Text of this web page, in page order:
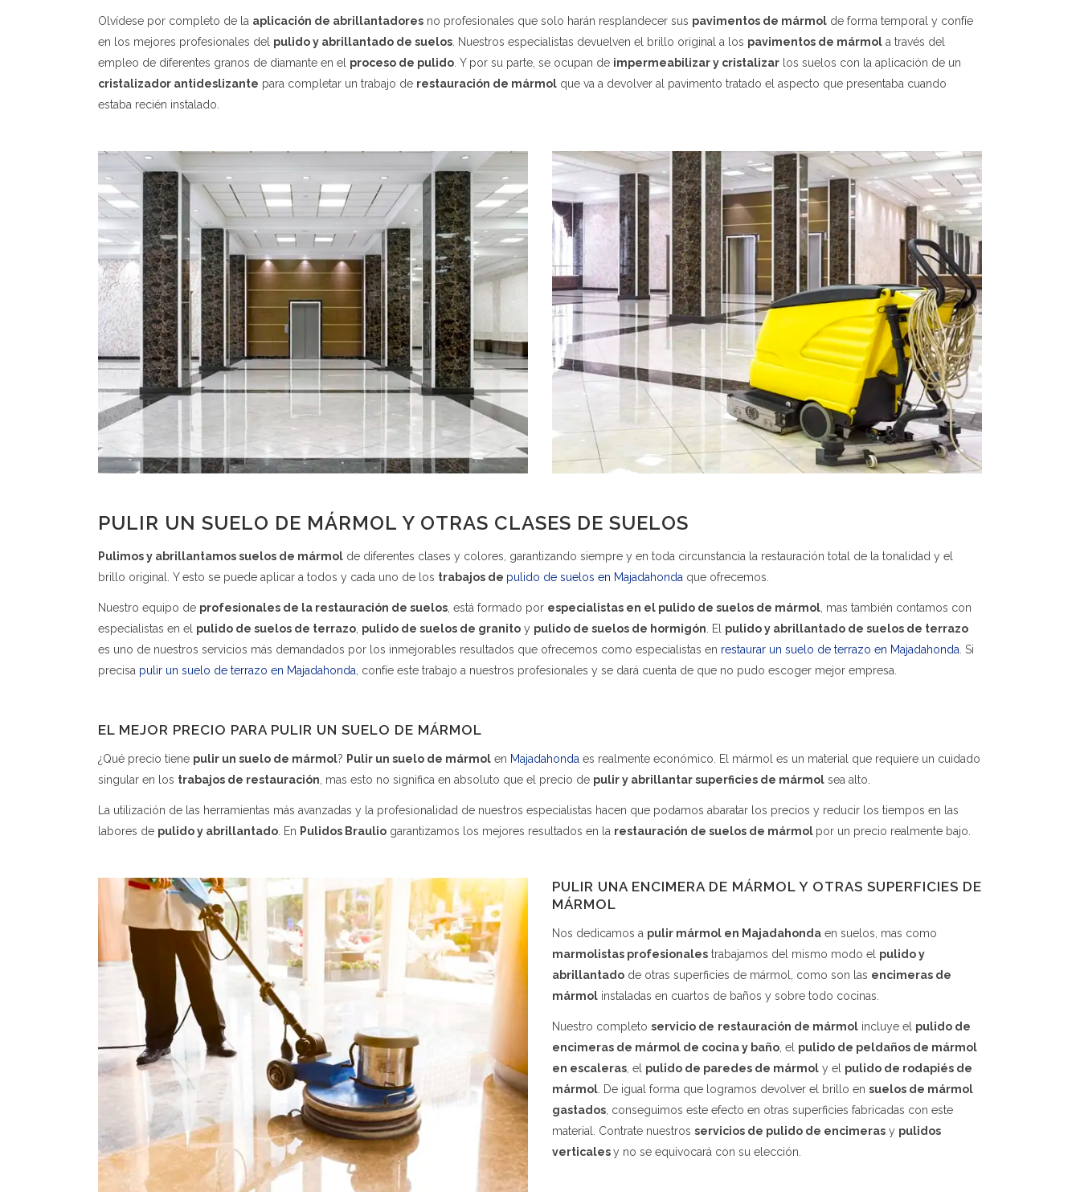
Olvídese por completo de la aplicación de abrillantadores no profesionales que solo harán resplandecer sus pavimentos de mármol de forma temporal y confíe
en los mejores profesionales del pulido y abrillantado de suelos . Nuestros especialistas devuelven el brillo original a los pavimentos de mármol a través del
empleo de diferentes granos de diamante en el proceso de pulido . Y por su parte, se ocupan de impermeabilizar y cristalizar los suelos con la aplicación de un
cristalizador antideslizante para completar un trabajo de restauración de mármol que va a devolver al pavimento tratado el aspecto que presentaba cuando
estaba recién instalado.
PULIR UN SUELO DE MÁRMOL Y OTRAS CLASES DE SUELOS
Pulimos y abrillantamos suelos de mármol de diferentes clases y colores, garantizando siempre y en toda circunstancia la restauración total de la tonalidad y el
brillo original. Y esto se puede aplicar a todos y cada uno de los trabajos de pulido de suelos en Majadahonda que ofrecemos.
Nuestro equipo de profesionales de la restauración de suelos, está formado por especialistas en el pulido de suelos de mármol, mas también contamos con
especialistas en el pulido de suelos de terrazo, pulido de suelos de granito y pulido de suelos de hormigón. El pulido y abrillantado de suelos de terrazo
es uno de nuestros servicios más demandados por los inmejorables resultados que ofrecemos como especialistas en restaurar un suelo de terrazo en Majadahonda. Si
precisa pulir un suelo de terrazo en Majadahonda, confíe este trabajo a nuestros profesionales y se dará cuenta de que no pudo escoger mejor empresa.
EL MEJOR PRECIO PARA PULIR UN SUELO DE MÁRMOL
¿Qué precio tiene pulir un suelo de mármol? Pulir un suelo de mármol en Majadahonda es realmente económico. El mármol es un material que requiere un cuidado
singular en los trabajos de restauración, mas esto no significa en absoluto que el precio de pulir y abrillantar superficies de mármol sea alto.
La utilización de las herramientas más avanzadas y la profesionalidad de nuestros especialistas hacen que podamos abaratar los precios y reducir los tiempos en las
labores de pulido y abrillantado. En Pulidos Braulio garantizamos los mejores resultados en la restauración de suelos de mármol por un precio realmente bajo.
PULIR UNA ENCIMERA DE MÁRMOL Y OTRAS SUPERFICIES DE
MÁRMOL
Nos dedicamos a pulir mármol en Majadahonda en suelos, mas como
marmolistas profesionales trabajamos del mismo modo el pulido y
abrillantado de otras superficies de mármol, como son las encimeras de
mármol instaladas en cuartos de baños y sobre todo cocinas.
Nuestro completo servicio de restauración de mármol incluye el pulido de
encimeras de mármol de cocina y baño, el pulido de peldaños de mármol
en escaleras, el pulido de paredes de mármol y el pulido de rodapiés de
mármol. De igual forma que logramos devolver el brillo en suelos de mármol
gastados, conseguimos este efecto en otras superficies fabricadas con este
material. Contrate nuestros servicios de pulido de encimeras y pulidos
verticalesy no se equivocará con su elección.